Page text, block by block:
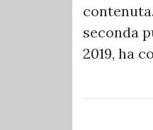
seconda
2019, ha